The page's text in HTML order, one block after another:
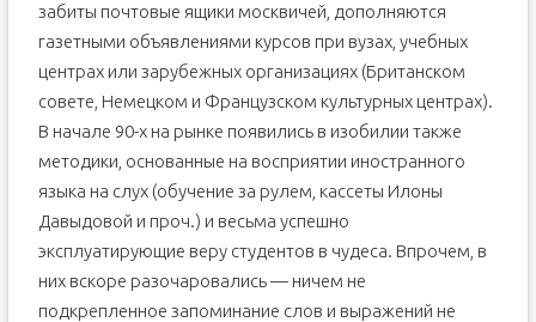
забиты почтовые ящики москвичей, дополняются
газетными объявлениями курсов при вузах, учебных
центрах или зарубежных организациях (Британском
совете, Немецком и Французском культурных центрах).
В начале 90-х на рынке появились в изобилии также
методики, основанные на восприятии иностранного
языка на слух (обучение за рулем, кассеты Илоны
Давыдовой и проч.) и весьма успешно
эксплуатирующие веру студентов в чудеса. Впрочем, в
них вскоре разочаровались — ничем не
подкрепленное запоминание слов и выражений не